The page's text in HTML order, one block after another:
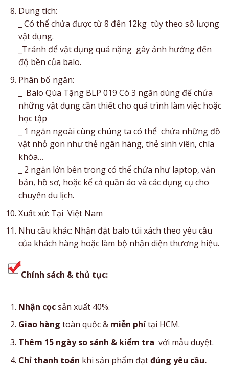
Dung tích:
_ Có thể chứa được từ 8 đến 12kg tùy theo số lượng
vật dụng.
_Tránh để vật dụng quá nặng gây ảnh hưởng đến
độ bền của balo.
Phân bổ ngăn:
_ Balo Qùa Tặng BLP 019 Có 3 ngăn dùng để chứa
những vật dụng cần thiết cho quá trình làm việc hoặc
học tập
_ 1 ngăn ngoài cùng chúng ta có thể chứa những đồ
vật nhỏ gon như thẻ ngân hàng, thẻ sinh viên, chìa
khóa…
_ 2 ngăn lớn bên trong có thể chứa như laptop, văn
bản, hồ sơ, hoặc kể cả quần áo và các dụng cụ cho
chuyến du lịch.
Xuất xứ: Tại Việt Nam
Nhu cầu khác: Nhận đặt balo túi xách theo yêu cầu
của khách hàng hoặc làm bộ nhận diện thương hiệu.
Chính sách & thủ tục:
Nhận cọcsản xuất 40%.
Giao hàng toàn quốc & miễn phítại HCM.
Thêm 15 ngày so sánh & kiểm tra với mẫu duyệt.
Chỉ thanh toán khi sản phẩm đạtđúng yêu cầu.